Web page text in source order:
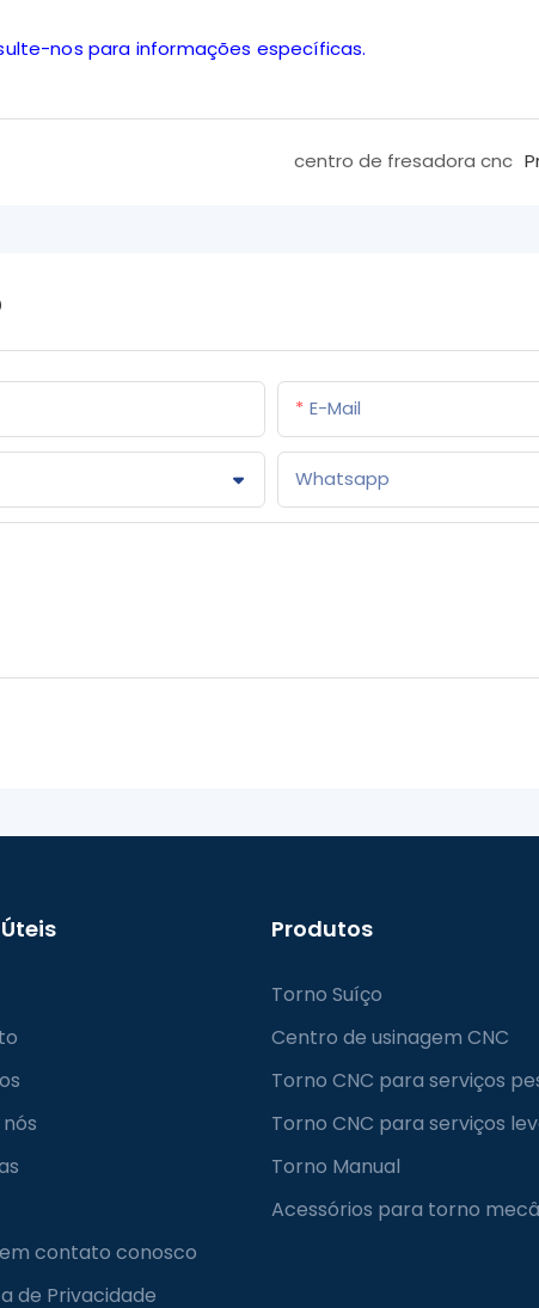
nos para informações específicas.
centro de fresadora cnc
E-Mail
Whatsapp
contato conosco
de Privacidade
Produtos
Torno Suíço
Centro de usinagem CNC
Torno CNC para serviços
Torno CNC para serviços
Torno Manual
Acessórios para torno